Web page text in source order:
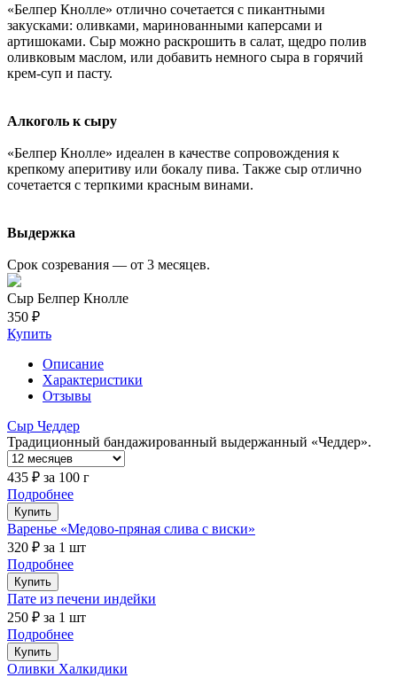
«Белпер Кнолле» отлично сочетается с пикантными
закусками: оливками, маринованными каперсами и
артишоками. Сыр можно раскрошить в салат, щедро полив
оливковым маслом, или добавить немного сыра в горячий
крем-суп и пасту.
Алкоголь к сыру
«Белпер Кнолле» идеален в качестве сопровождения к
крепкому аперитиву или бокалу пива. Также сыр отлично
сочетается с терпкими красным винами.
Выдержка
Срок созревания — от 3 месяцев.
Сыр Белпер Кнолле
350 ₽
Купить
Описание
Характеристики
Отзывы
Сыр Чеддер
Традиционный бандажированный выдержанный «Чеддер».
435 ₽ за 100 г
Подробнее
Купить
Варенье «Медово-пряная слива с виски»
320 ₽ за 1 шт
Подробнее
Купить
Пате из печени индейки
250 ₽ за 1 шт
Подробнее
Купить
Оливки Халкидики